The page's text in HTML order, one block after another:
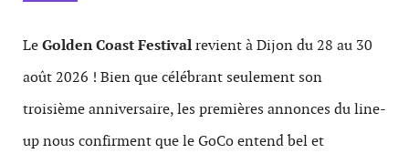
LeGolden Coast Festivalrevient à Dijon du 28 au 30
août 2026 ! Bien que célébrant seulement son
troisième anniversaire, les premières annonces du line-
up nous confirment que le GoCo entend bel et